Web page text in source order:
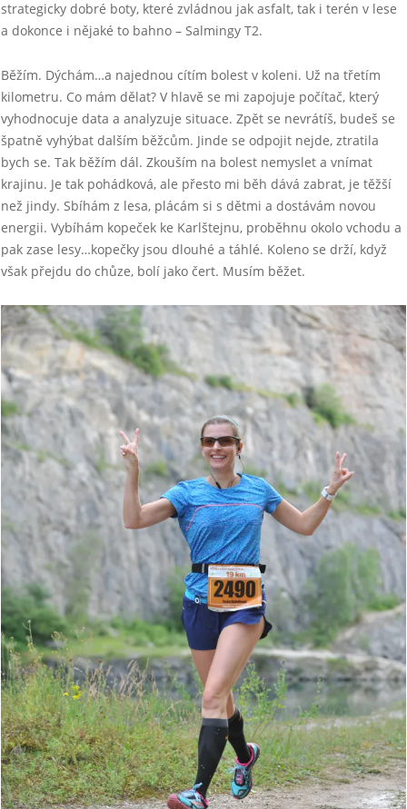
strategicky dobré boty, které zvládnou jak asfalt, tak i terén v lese
a dokonce i nějaké to bahno – Salmingy T2.
Běžím. Dýchám…a najednou cítím bolest v koleni. Už na třetím
kilometru. Co mám dělat? V hlavě se mi zapojuje počítač, který
vyhodnocuje data a analyzuje situace. Zpět se nevrátíš, budeš se
špatně vyhýbat dalším běžcům. Jinde se odpojit nejde, ztratila
bych se. Tak běžím dál. Zkouším na bolest nemyslet a vnímat
krajinu. Je tak pohádková, ale přesto mi běh dává zabrat, je těžší
než jindy. Sbíhám z lesa, plácám si s dětmi a dostávám novou
energii. Vybíhám kopeček ke Karlštejnu, proběhnu okolo vchodu a
pak zase lesy…kopečky jsou dlouhé a táhlé. Koleno se drží, když
však přejdu do chůze, bolí jako čert. Musím běžet.